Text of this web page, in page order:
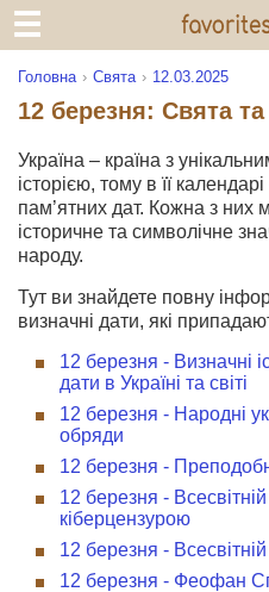
Головна Свята 12.03.2025
12 березня: Свята
Україна – країна з
історією, тому в її
пам’ятних дат. Кожна з них
історичне та символічне
народу.
Тут ви знайдете повну
визначні дати, які
12 березня - Визначні
дати в Україні та світі
12 березня - Народні
обряди
12 березня -
12 березня -
кіберцензурою
12 березня -
12 березня - Феофан